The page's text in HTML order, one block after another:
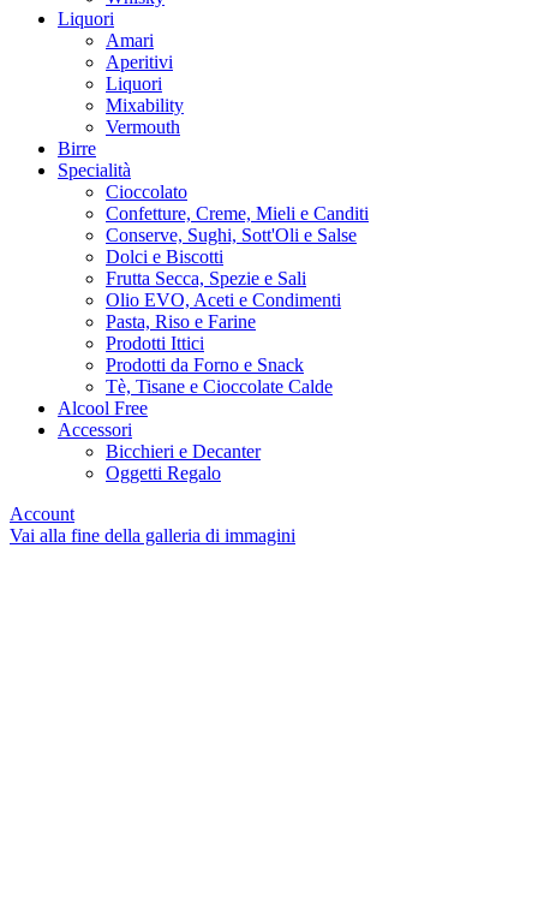
Liquori
Amari
Aperitivi
Liquori
Mixability
Vermouth
Birre
Specialità
Cioccolato
Confetture, Creme, Mieli e Canditi
Conserve, Sughi, Sott'Oli e Salse
Dolci e Biscotti
Frutta Secca, Spezie e Sali
Olio EVO, Aceti e Condimenti
Pasta, Riso e Farine
Prodotti Ittici
Prodotti da Forno e Snack
Tè, Tisane e Cioccolate Calde
Alcool Free
Accessori
Bicchieri e Decanter
Oggetti Regalo
Account
Vai alla fine della galleria di immagini